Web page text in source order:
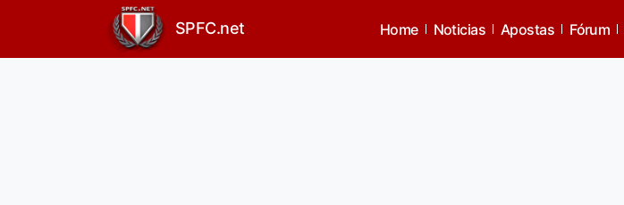
SPFC.net Home Noticias Apostas Fórum